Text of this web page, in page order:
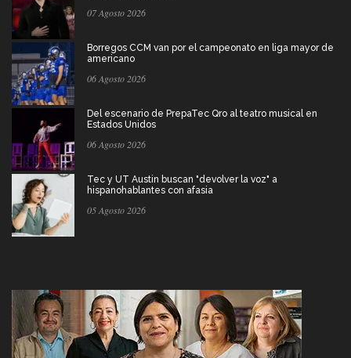
07 Agosto 2026
Borregos CCM van por el campeonato en liga mayor de
americano
06 Agosto 2026
Del escenario de PrepaTec Qro al teatro musical en
Estados Unidos
06 Agosto 2026
Tec y UT Austin buscan "devolver la voz" a
hispanohablantes con afasia
05 Agosto 2026